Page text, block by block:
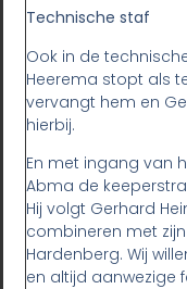
Technische staf
Ook in de
Heerema stopt als
vervangt hem en
hierbij.
En met ingang van
Abma de
Hij volgt Gerhard
combineren met
Hardenberg. Wij
en altijd aanwezige